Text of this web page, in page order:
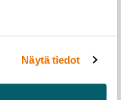
Näytä tiedot
28.9. KLO